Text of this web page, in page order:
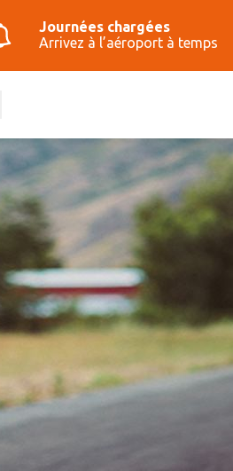
Journées chargées
Arrivez à l’aéroport à temps